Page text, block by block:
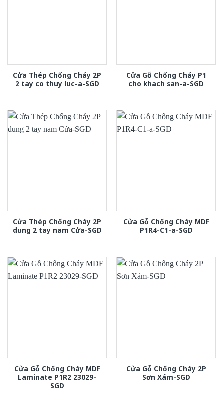
Cửa Thép Chống Cháy 2P
2 tay co thuy luc-a-SGD
Cửa Gỗ Chống Cháy P1
cho khach san-a-SGD
Cửa Thép Chống Cháy 2P
dung 2 tay nam Cửa-SGD
Cửa Gỗ Chống Cháy MDF
P1R4-C1-a-SGD
Cửa Gỗ Chống Cháy MDF
Laminate P1R2 23029-
SGD
Cửa Gỗ Chống Cháy 2P
Sơn Xám-SGD